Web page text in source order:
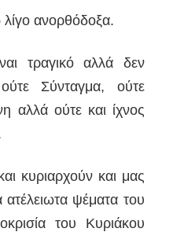
ανορθόδοξα.
τραγικό αλλά δεν
Σύνταγμα, ούτε
αλλά ούτε και ίχνος
κυριαρχούν και μας
ατέλειωτα ψέματα του
του Κυριάκου